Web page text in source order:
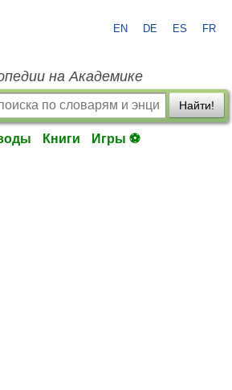
EN DE ES FR
на Академике
Найти!
Книги Игры ⚽